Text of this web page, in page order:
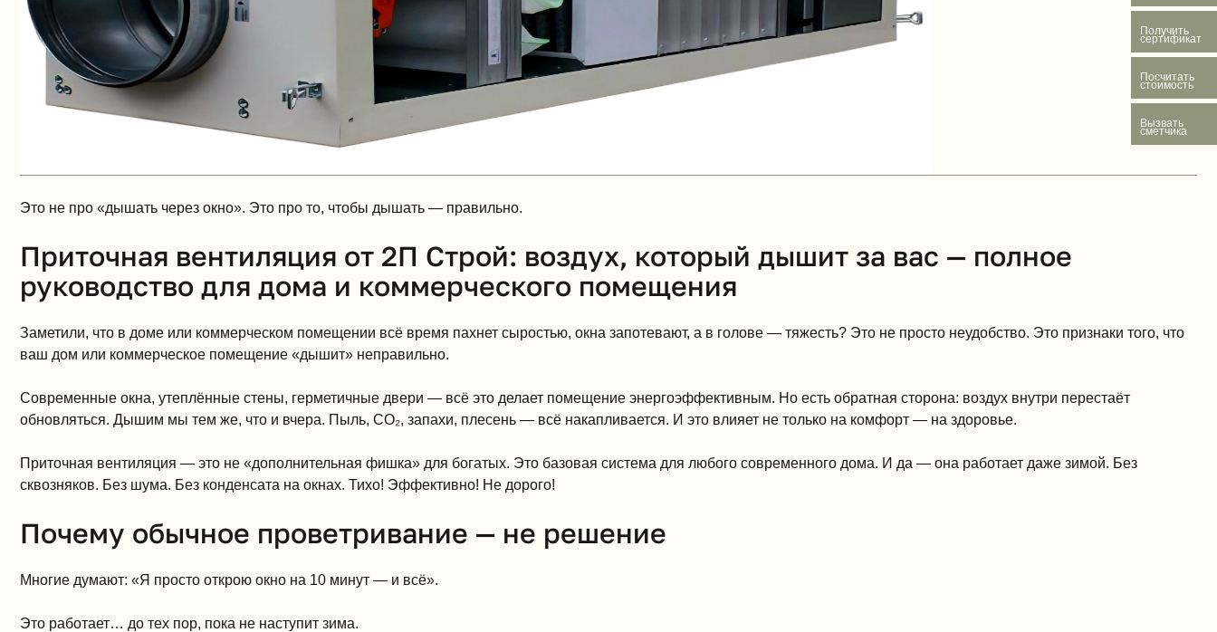
Это не про «дышать через окно». Это про то, чтобы дышать — правильно.
Приточная вентиляция от 2П Строй: воздух, который дышит за вас — полное
руководство для дома и коммерческого помещения
Заметили, что в доме или коммерческом помещении всё время пахнет сыростью, окна запотевают, а в голове — тяжесть? Это не просто неудобство. Это признаки того, что
ваш дом или коммерческое помещение «дышит» неправильно.
Современные окна, утеплённые стены, герметичные двери — всё это делает помещение энергоэффективным. Но есть обратная сторона: воздух внутри перестаёт
обновляться. Дышим мы тем же, что и вчера. Пыль, CO₂, запахи, плесень — всё накапливается. И это влияет не только на комфорт — на здоровье.
Приточная вентиляция — это не «дополнительная фишка» для богатых. Это базовая система для любого современного дома. И да — она работает даже зимой. Без
сквозняков. Без шума. Без конденсата на окнах. Тихо! Эффективно! Не дорого!
Почему обычное проветривание — не решение
Многие думают: «Я просто открою окно на 10 минут — и всё».
Это работает… до тех пор, пока не наступит зима.
Получить
сертификат
Посчитать
стоимость
Вызвать
сметчика